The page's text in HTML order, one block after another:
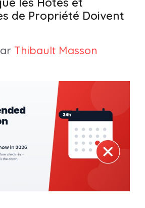
de Propriété Doivent
Thibault Masson